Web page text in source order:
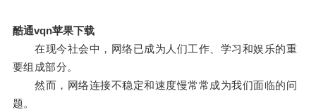
酷通vqn苹果下载
在现今社会中，网络已成为人们工作、学习和娱乐的重
要组成部分。
然而，网络连接不稳定和速度慢常常成为我们面临的问
题。